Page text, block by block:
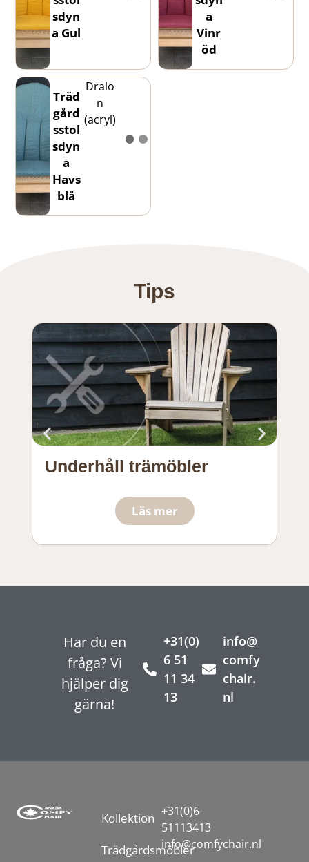
sdyn
a Gul
a
Vinr
öd
Träd
gård
sstol
sdyn
a
Havs
blå
Dralo
n
(acryl)
Tips
Underhåll trämöbler
Läs mer
Har du en
fråga? Vi
hjälper dig
gärna!
+31(0)
6 51
11 34
13
info@
comfy
chair.
nl
Kollektion
Trädgårdsmöbler
+31(0)6-
51113413
info@comfychair.nl